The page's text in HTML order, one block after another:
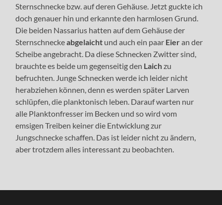
Sternschnecke bzw. auf deren Gehäuse. Jetzt guckte ich
doch genauer hin und erkannte den harmlosen Grund.
Die beiden Nassarius hatten auf dem Gehäuse der
Sternschneckeabgelaicht und auch ein paar Eieran der
Scheibe angebracht. Da diese Schnecken Zwitter sind,
brauchte es beide um gegenseitig den Laichzu
befruchten. Junge Schnecken werde ich leider nicht
herabziehen können, denn es werden später Larven
schlüpfen, die planktonisch leben. Darauf warten nur
alle Planktonfresser im Becken und so wird vom
emsigen Treiben keiner die Entwicklung zur
Jungschnecke schaffen. Das ist leider nicht zu ändern,
aber trotzdem alles interessant zu beobachten.